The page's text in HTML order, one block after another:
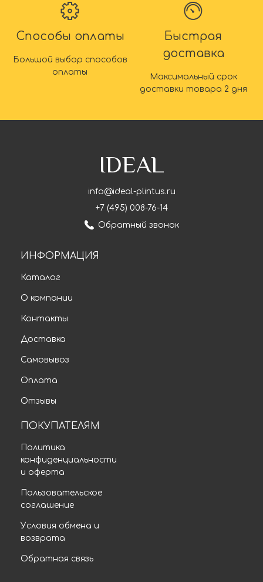
Способы оплаты
Большой выбор способов
оплаты
Быстрая
доставка
Максимальный срок
доставки товара 2 дня
IDEAL
info@ideal-plintus.ru
+7 (495) 008-76-14
Обратный звонок
ИНФОРМАЦИЯ
Каталог
О компании
Контакты
Доставка
Самовывоз
Оплата
Отзывы
ПОКУПАТЕЛЯМ
Политика
конфиденциальности
и оферта
Пользовательское
соглашение
Условия обмена и
возврата
Обратная связь